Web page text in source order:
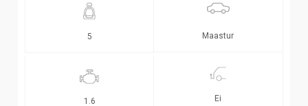
5 Maastur
1.6 Ei